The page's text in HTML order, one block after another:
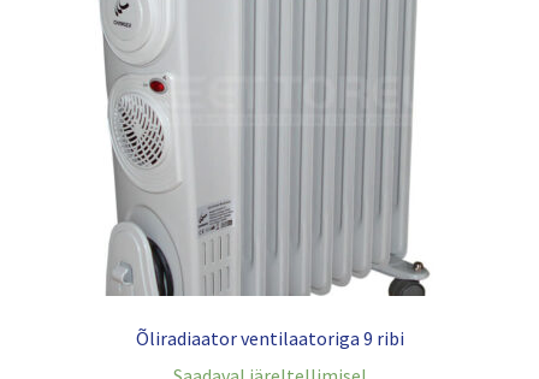
Õliradiaator ventilaatoriga 9 ribi